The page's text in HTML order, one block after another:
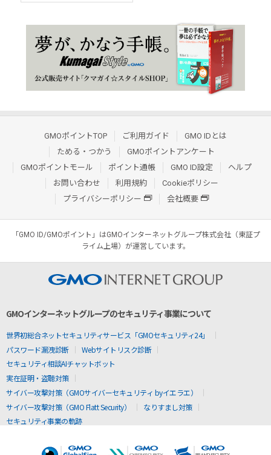
GMOポイントTOP ご利用ガイド
GMO IDとは
ためる・つかう
GMOポイントアンケート
GMOポイントモール
ポイント通帳 GMO ID設定
ヘルプ
お問い合わせ
利用規約
Cookieポリシー
プライバシーポリシー
会社概要
「GMO ID/GMOポイント」はGMOインターネットグループ株式会社（東証プ
ライム上場）が運営しています。
GMOインターネットグループのセキュリティ事業について
世界初総合ネットセキュリティサービス「GMOセキュリティ24」
パスワード漏洩診断
Webサイトリスク診断
セキュリティ相談AIチャットボット
実在証明・盗聴対策
サイバー攻撃対策（GMOサイバーセキュリティ byイエラエ）
サイバー攻撃対策（GMO Flatt Security）
なりすまし対策
セキュリティ事業の軌跡